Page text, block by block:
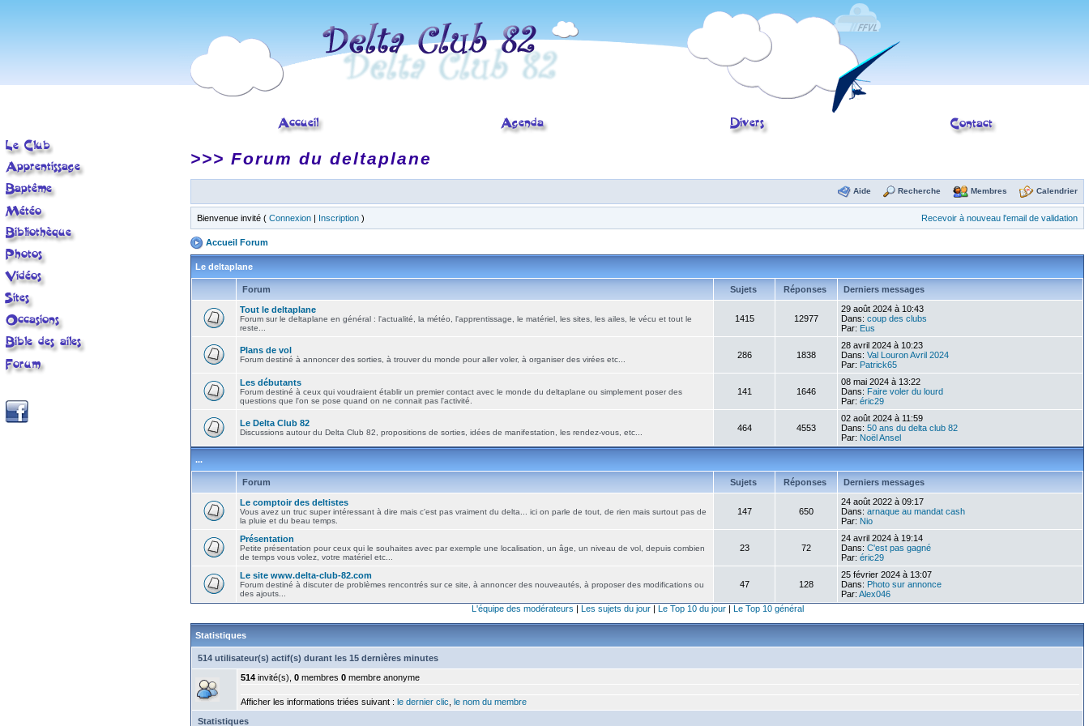
>>> Forum du deltaplane
Aide Recherche Membres Calendrier
Bienvenue invité ( Connexion | Inscription ) Recevoir à nouveau l'email de validation
Accueil Forum
Le deltaplane
Forum Sujets Réponses Derniers messages
Tout le deltaplane
Forum sur le deltaplane en général : l'actualité, la météo, l'apprentissage, le matériel, les sites, les ailes, le vécu et tout le
reste...
1415 12977
29 août 2024 à 10:43
Dans: coup des clubs
Par: Eus
Plans de vol
Forum destiné à annoncer des sorties, à trouver du monde pour aller voler, à organiser des virées etc... 286 1838
28 avril 2024 à 10:23
Dans: Val Louron Avril 2024
Par: Patrick65
Les débutants
Forum destiné à ceux qui voudraient établir un premier contact avec le monde du deltaplane ou simplement poser des
questions que l'on se pose quand on ne connait pas l'activité.
141 1646
08 mai 2024 à 13:22
Dans: Faire voler du lourd
Par: éric29
Le Delta Club 82
Discussions autour du Delta Club 82, propositions de sorties, idées de manifestation, les rendez-vous, etc... 464 4553
02 août 2024 à 11:59
Dans: 50 ans du delta club 82
Par: Noël Ansel
...
Forum Sujets Réponses Derniers messages
Le comptoir des deltistes
Vous avez un truc super intéressant à dire mais c'est pas vraiment du delta... ici on parle de tout, de rien mais surtout pas de
la pluie et du beau temps.
147 650
24 août 2022 à 09:17
Dans: arnaque au mandat cash
Par: Nio
Présentation
Petite présentation pour ceux qui le souhaites avec par exemple une localisation, un âge, un niveau de vol, depuis combien
de temps vous volez, votre matériel etc...
23 72
24 avril 2024 à 19:14
Dans: C'est pas gagné
Par: éric29
Le site www.delta-club-82.com
Forum destiné à discuter de problèmes rencontrés sur ce site, à annoncer des nouveautés, à proposer des modifications ou
des ajouts...
47 128
25 février 2024 à 13:07
Dans: Photo sur annonce
Par: Alex046
L'équipe des modérateurs | Les sujets du jour| Le Top 10 du jour| Le Top 10 général
Statistiques
514 utilisateur(s) actif(s) durant les 15 dernières minutes
514 invité(s), 0 membres 0 membre anonyme
Afficher les informations triées suivant : le dernier clic le nom du membre
Statistiques